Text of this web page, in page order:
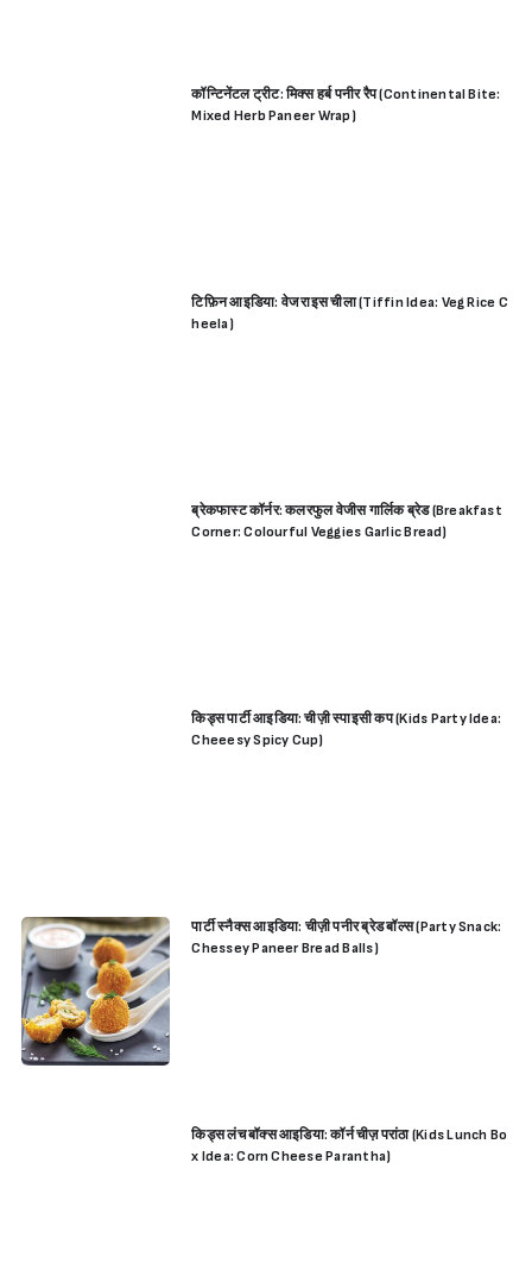
कॉन्टिनेंटल ट्रीट: मिक्स हर्ब पनीर रैप (Continental Bite:
Mixed Herb Paneer Wrap)
टिफ़िन आइडिया: वेज राइस चीला (Tiffin Idea: Veg Rice C
heela)
ब्रेकफास्ट कॉर्नर: कलरफुल वेजीस गार्लिक ब्रेड (Breakfast
Corner: Colourful Veggies Garlic Bread)
किड्स पार्टी आइडिया: चीज़ी स्पाइसी कप (Kids Party Idea:
Cheeesy Spicy Cup)
पार्टी स्नैक्स आइडिया: चीज़ी पनीर ब्रेड बॉल्स (Party Snack:
Chessey Paneer Bread Balls)
किड्स लंच बॉक्स आइडिया: कॉर्न चीज़ परांठा (Kids Lunch Bo
x Idea: Corn Cheese Parantha)